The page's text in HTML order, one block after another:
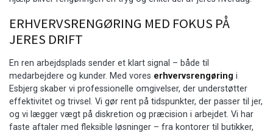
ERHVERVSRENGØRING MED FOKUS PÅ
JERES DRIFT
En ren arbejdsplads sender et klart signal – både til
medarbejdere og kunder. Med vores erhvervsrengøring i
Esbjerg skaber vi professionelle omgivelser, der understøtter
effektivitet og trivsel. Vi gør rent på tidspunkter, der passer til jer,
og vi lægger vægt på diskretion og præcision i arbejdet. Vi har
faste aftaler med fleksible løsninger – fra kontorer til butikker,